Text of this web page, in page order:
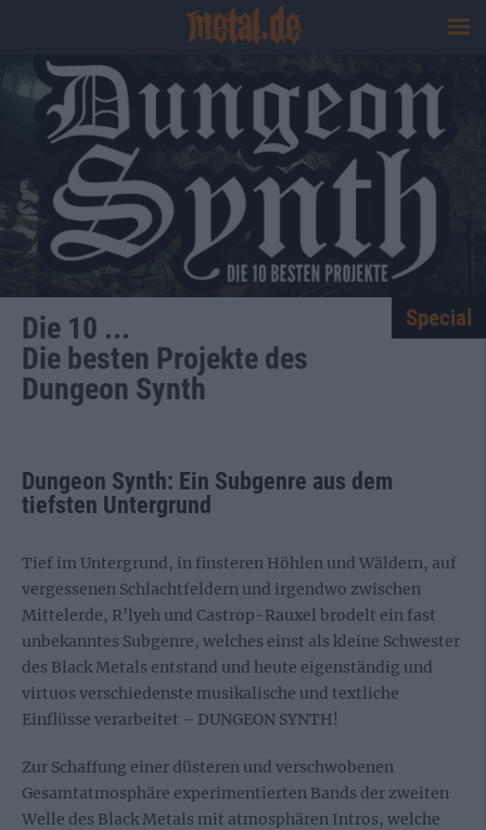
Die 10 ...
Die besten Projekte des
Dungeon Synth
Special
Dungeon Synth: Ein Subgenre aus dem
tiefsten Untergrund
Tief im Untergrund, in finsteren Höhlen und Wäldern, auf
vergessenen Schlachtfeldern und irgendwo zwischen
Mittelerde, R’lyeh und Castrop-Rauxel brodelt ein fast
unbekanntes Subgenre, welches einst als kleine Schwester
des Black Metals entstand und heute eigenständig und
virtuos verschiedenste musikalische und textliche
Einflüsse verarbeitet – DUNGEON SYNTH!
Zur Schaffung einer düsteren und verschwobenen
Gesamtatmosphäre experimentierten Bands der zweiten
Welle des Black Metals mit atmosphären Intros, welche